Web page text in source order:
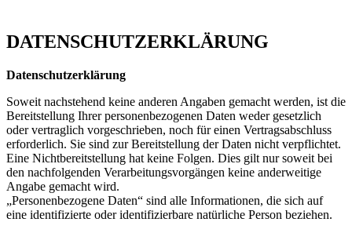
DATENSCHUTZERKLÄRUNG
Datenschutzerklärung
Soweit nachstehend keine anderen Angaben gemacht werden, ist die
Bereitstellung Ihrer personenbezogenen Daten weder gesetzlich
oder vertraglich vorgeschrieben, noch für einen Vertragsabschluss
erforderlich. Sie sind zur Bereitstellung der Daten nicht verpflichtet.
Eine Nichtbereitstellung hat keine Folgen. Dies gilt nur soweit bei
den nachfolgenden Verarbeitungsvorgängen keine anderweitige
Angabe gemacht wird.
„Personenbezogene Daten“ sind alle Informationen, die sich auf
eine identifizierte oder identifizierbare natürliche Person beziehen.